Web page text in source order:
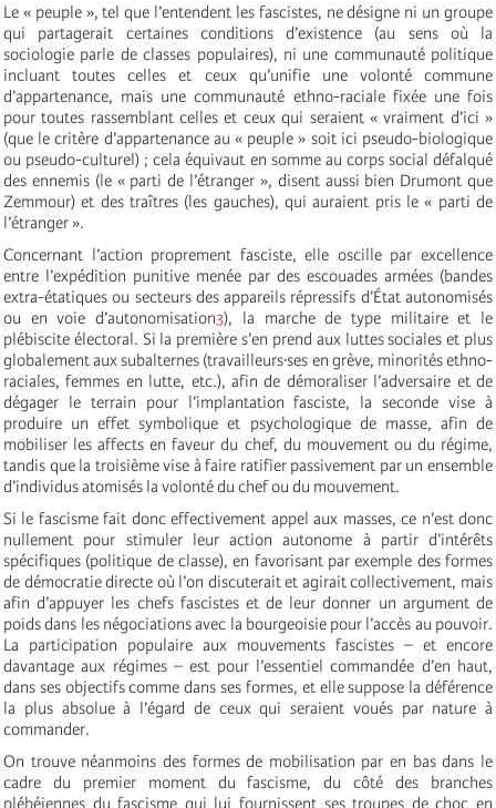
Le « peuple », tel que l’entendent les fascistes, ne désigne ni un groupe
qui partagerait certaines conditions d’existence (au sens où la
sociologie parle de classes populaires), ni une communauté politique
incluant toutes celles et ceux qu’unifie une volonté commune
d’appartenance, mais une communauté ethno-raciale fixée une fois
pour toutes rassemblant celles et ceux qui seraient « vraiment d’ici »
(que le critère d’appartenance au « peuple » soit ici pseudo-biologique
ou pseudo-culturel) ; cela équivaut en somme au corps social défalqué
des ennemis (le « parti de l’étranger », disent aussi bien Drumont que
Zemmour) et des traîtres (les gauches), qui auraient pris le « parti de
l’étranger ».
Concernant l’action proprement fasciste, elle oscille par excellence
entre l’expédition punitive menée par des escouades armées (bandes
extra-étatiques ou secteurs des appareils répressifs d’État autonomisés
ou en voie d’autonomisation3), la marche de type militaire et le
plébiscite électoral. Si la première s’en prend aux luttes sociales et plus
globalement aux subalternes (travailleurs·ses en grève, minorités ethno-
raciales, femmes en lutte, etc.), afin de démoraliser l’adversaire et de
dégager le terrain pour l’implantation fasciste, la seconde vise à
produire un effet symbolique et psychologique de masse, afin de
mobiliser les affects en faveur du chef, du mouvement ou du régime,
tandis que la troisième vise à faire ratifier passivement par un ensemble
d’individus atomisés la volonté du chef ou du mouvement.
Si le fascisme fait donc effectivement appel aux masses, ce n’est donc
nullement pour stimuler leur action autonome à partir d’intérêts
spécifiques (politique de classe), en favorisant par exemple des formes
de démocratie directe où l’on discuterait et agirait collectivement, mais
afin d’appuyer les chefs fascistes et de leur donner un argument de
poids dans les négociations avec la bourgeoisie pour l’accès au pouvoir.
La participation populaire aux mouvements fascistes – et encore
davantage aux régimes – est pour l’essentiel commandée d’en haut,
dans ses objectifs comme dans ses formes, et elle suppose la déférence
la plus absolue à l’égard de ceux qui seraient voués par nature à
commander.
On trouve néanmoins des formes de mobilisation par en bas dans le
cadre du premier moment du fascisme, du côté des branches
plébéiennes du fascisme qui lui fournissent ses troupes de choc en